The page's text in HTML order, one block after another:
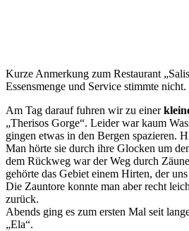
Kurze Anmerkung zum Restaurant
Essensmenge und Service stimmte nicht.
Am Tag darauf fuhren wir zu einer
„Therisos Gorge“. Leider war kaum
gingen etwas in den Bergen spazieren.
Man hörte sie durch ihre Glocken um
dem Rückweg war der Weg durch
gehörte das Gebiet einem Hirten, der
Die Zauntore konnte man aber recht
zurück.
Abends ging es zum ersten Mal seit
„Ela“.